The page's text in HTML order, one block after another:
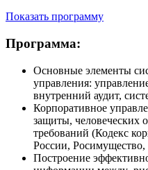
Показать программу
Программа:
Основные элементы
управления:
внутренний аудит,
Корпоративное
защиты, человеческих
требований (Кодекс
России,
Построение